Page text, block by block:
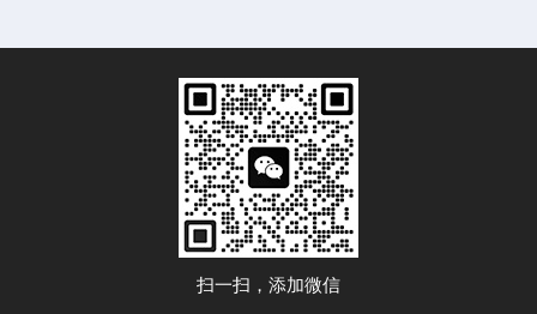
扫一扫，添加微信